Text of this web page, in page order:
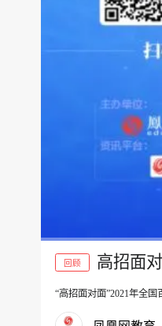
00:00
回顾 高招面
“高招面对面”2021年全